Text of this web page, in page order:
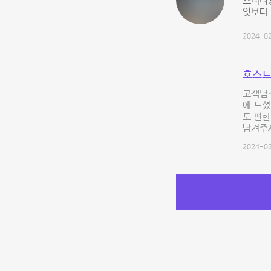
엇보
2024-
호스
고객님
에 드
도 편
남겨
2024-